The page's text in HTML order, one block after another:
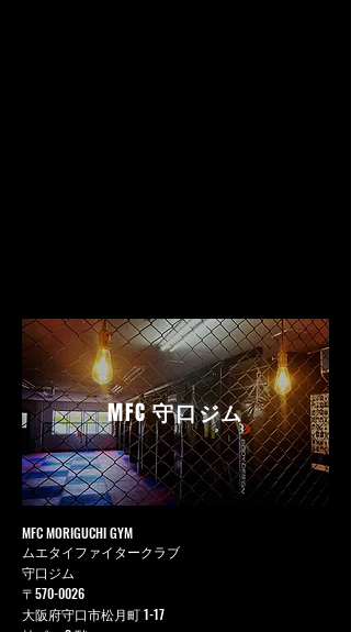
MFC守口ジム
MFC MORIGUCHI GYM
ムエタイファイタークラブ
守口ジム
〒570-0026
大阪府守口市松月町 1-17